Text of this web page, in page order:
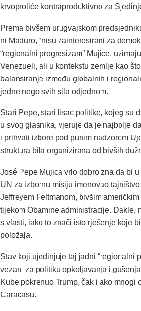
krvoproliće kontraproduktivno za
Prema bivšem urugvajskom
ni Maduro, “nisu zainteresirani za
“regionalni progresizam” Mujice,
Venezueli, ali u kontekstu zemlje kao
balansiranje između globalnih i
jedne nego svih sila odjednom.
Stari Pepe, stari lisac politike, kojeg su
u svog glasnika, vjeruje da je najbolje
i prihvati izbore pod punim nadzorom
struktura bila organizirana od bivših
José Pepe Mujica vrlo dobro zna da bi
UN za izbornu misiju imenovao
Jeffreyem Feltmanom, bivšim
tijekom Obamine administracije. Dakle,
s vlasti, iako to znači isto rješenje koje
položaja.
Stav koji ujedinjuje taj jadni “regionalni
vezan za politiku opkoljavanja i
Kube pokrenuo Trump, čak i ako
Caracasu.